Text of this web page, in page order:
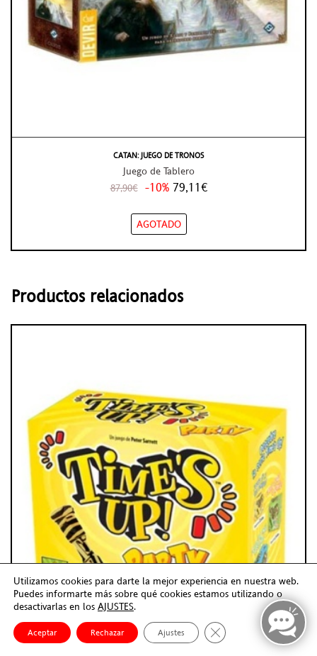
CATAN: JUEGO DE TRONOS
Juego de Tablero
87,90€ -10% 79,11€
AGOTADO
Productos relacionados
Utilizamos cookies para darte la mejor experiencia en nuestra web.
Puedes informarte más sobre qué cookies estamos utilizando o
desactivarlas en los AJUSTES.
Aceptar Rechazar Ajustes Cerrar el banner de